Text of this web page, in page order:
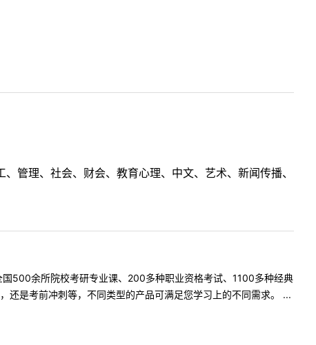
管理、社会、财会、教育心理、中文、艺术、新闻传播、
500余所院校考研专业课、200多种职业资格考试、1100多种经典
还是考前冲刺等，不同类型的产品可满足您学习上的不同需求。 ...